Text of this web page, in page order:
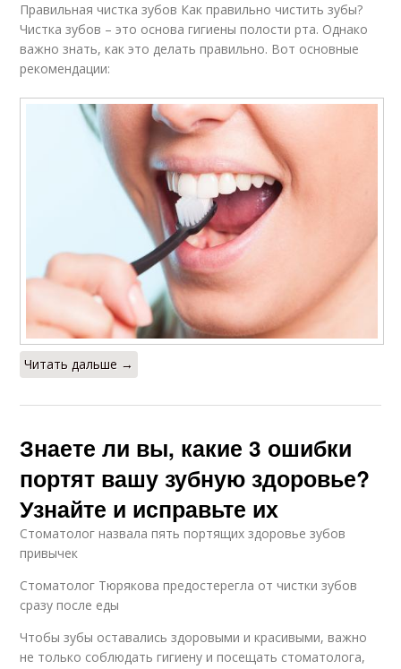
Правильная чистка зубов Как правильно чистить зубы?
Чистка зубов – это основа гигиены полости рта. Однако
важно знать, как это делать правильно. Вот основные
рекомендации:
Читать дальше →
Знаете ли вы, какие 3 ошибки
портят вашу зубную здоровье?
Узнайте и исправьте их
Стоматолог назвала пять портящих здоровье зубов
привычек
Стоматолог Тюрякова предостерегла от чистки зубов
сразу после еды
Чтобы зубы оставались здоровыми и красивыми, важно
не только соблюдать гигиену и посещать стоматолога,